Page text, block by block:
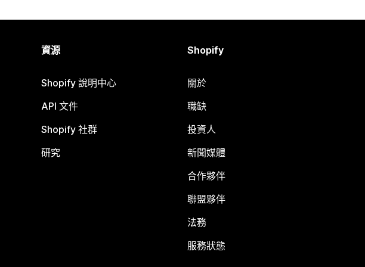
資源
Shopify 說明中心
API 文件
Shopify 社群
研究
Shopify
關於
職缺
投資人
新聞媒體
合作夥伴
聯盟夥伴
法務
服務狀態